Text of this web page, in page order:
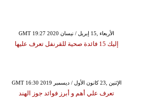
GMT 19:27 2020 الأربعاء ,15 إبريل / نيسان
إليك 15 فائدة صحية للقرنفل تعرف عليها
GMT 16:30 2019 الإثنين ,23 كانون الأول / ديسمبر
تعرف علي أهم و أبرز فوائد جوز الهند